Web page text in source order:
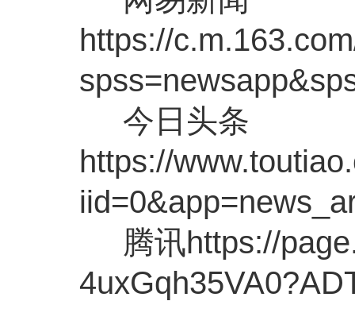
https://
今日头条
https://
腾讯https://